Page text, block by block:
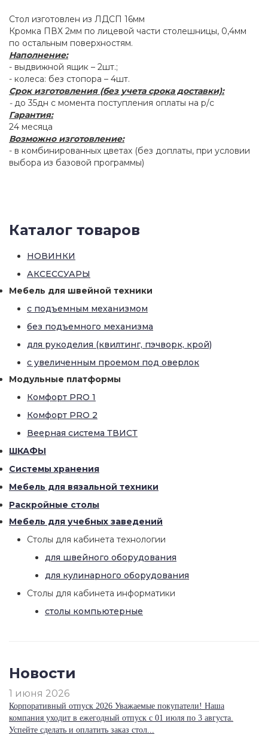
Стол изготовлен из ЛДСП 16мм
Кромка ПВХ 2мм по лицевой части столешницы, 0,4мм
по остальным поверхностям.
Наполнение:
- выдвижной ящик – 2шт.;
- колеса: без стопора – 4шт.
Срок изготовления (без учета срока доставки):
- до 35дн с момента поступления оплаты на р/с
Гарантия:
24 месяца
Возможно изготовление:
- в комбинированных цветах (без доплаты, при условии
выбора из базовой программы)
Каталог товаров
НОВИНКИ
АКСЕССУАРЫ
Мебель для швейной техники
с подъемным механизмом
без подъемного механизма
для рукоделия (квилтинг, пэчворк, крой)
с увеличенным проемом под оверлок
Модульные платформы
Комфорт PRO 1
Комфорт PRO 2
Веерная система ТВИСТ
ШКАФЫ
Системы хранения
Мебель для вязальной техники
Раскройные столы
Мебель для учебных заведений
Столы для кабинета технологии
для швейного оборудования
для кулинарного оборудования
Столы для кабинета информатики
столы компьютерные
Новости
1 июня 2026
Корпоративный отпуск 2026 Уважаемые покупатели! Наша
компания уходит в ежегодный отпуск с 01 июля по 3 августа.
Успейте сделать и оплатить заказ стол...